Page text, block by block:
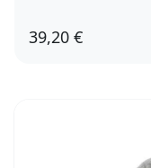
39,20 €